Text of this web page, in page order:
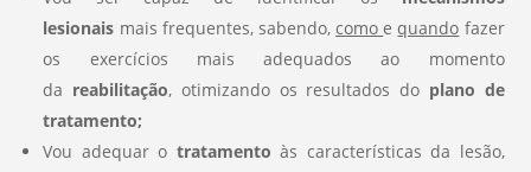
lesionais mais frequentes, sabendo, como equando fazer
os exercícios mais adequados ao momento
da reabilitação, otimizando os resultados do plano de
tratamento;
Vou adequar o tratamento às características da lesão,